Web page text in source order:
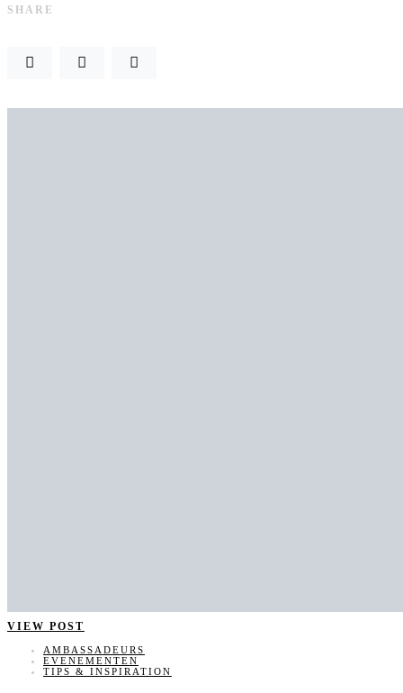
SHARE
VIEW POST
AMBASSADEURS
EVENEMENTEN
TIPS & INSPIRATION